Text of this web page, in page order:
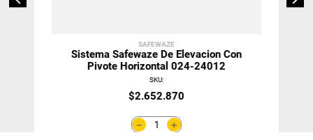
SAFEWAZE
Sistema Safewaze De Elevacion Con
Pivote Horizontal 024-24012
SKU:
$2.652.870
＋
－